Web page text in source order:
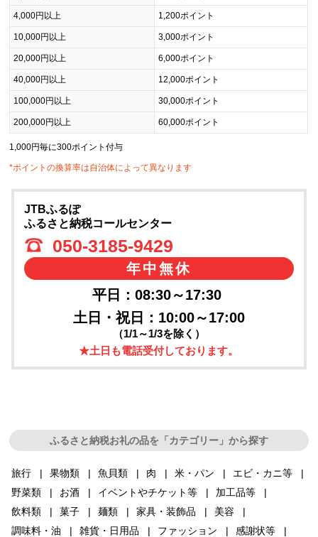
4,000円以上 1,200ポイント
10,000円以上 3,000ポイント
20,000円以上 6,000ポイント
40,000円以上 12,000ポイント
100,000円以上 30,000ポイント
200,000円以上 60,000ポイント
1,000円毎に300ポイント付与
*ポイントの換算率は自治体によって異なります
JTBふるぽ
ふるさと納税コールセンター
050-3185-9429
年中無休
平日：08:30～17:30
土日・祝日：10:00～17:00
（1/1～1/3を除く）
★土日も電話受付しております。
ふるさと納税お礼の品を「カテゴリー」から探す
旅行 果物類 魚貝類 肉 米・パン
エビ・カニ等
野菜類
お酒 イベントやチケット等
加工品等
飲料類
菓子 麺類 家具・装飾品
美容
調味料・油
雑貨・日用品 ファッション
感謝状等